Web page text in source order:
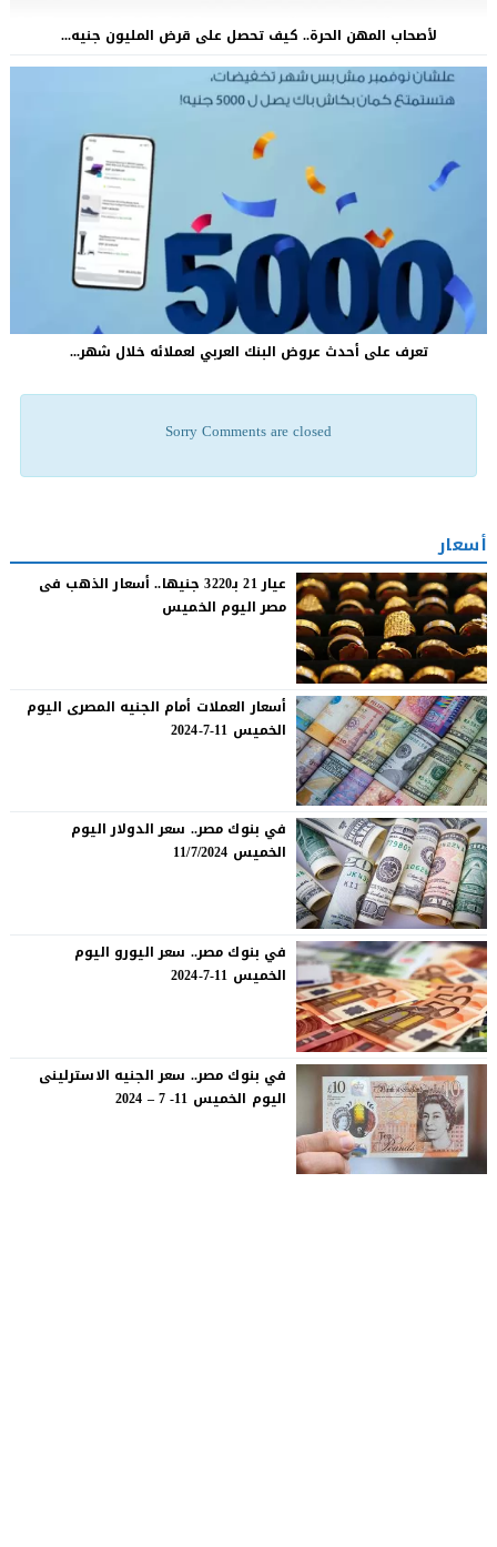
لأصحاب المهن الحرة.. كيف تحصل على قرض المليون جنيه...
تعرف على أحدث عروض البنك العربي لعملائه خلال شهر...
Sorry Comments are closed
أسعار
عيار 21 بـ3220 جنيها.. أسعار الذهب فى
مصر اليوم الخميس
أسعار العملات أمام الجنيه المصرى اليوم
الخميس 11-7-2024
في بنوك مصر.. سعر الدولار اليوم
الخميس 11/7/2024
في بنوك مصر.. سعر اليورو اليوم
الخميس 11-7-2024
في بنوك مصر.. سعر الجنيه الاسترلينى
اليوم الخميس 11- 7 – 2024